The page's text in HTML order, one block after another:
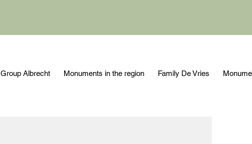
Group Albrecht Monuments in the region Family De Vries